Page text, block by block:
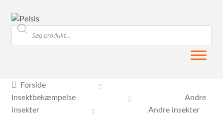
Spring
til
navigation
Spring
til
indhold
Products
search
Forside
Insektbekæmpelse
Andre
insekter
Andre insekter